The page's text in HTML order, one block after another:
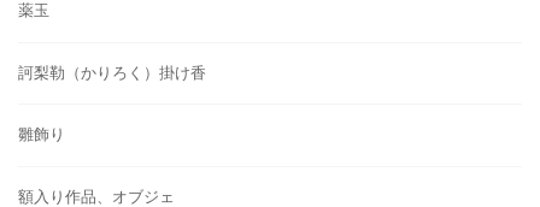
薬玉
訶梨勒（かりろく）掛け香
雛飾り
額入り作品、オブジェ